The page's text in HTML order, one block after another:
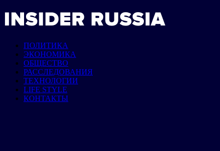
ПОЛИТИКА
ЭКОНОМИКА
ОБЩЕСТВО
РАССЛЕДОВАНИЯ
ТЕХНОЛОГИИ
LIFE STYLE
КОНТАКТЫ